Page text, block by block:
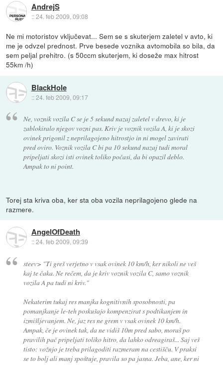
AndrejS
::24. feb 2009, 09:08
Ne mi motoristov vključevat... Sem se s skuterjem zaletel v avto, ki
me je odvzel prednost. Prve besede voznika avtomobila so bila, da
sem peljal prehitro. (s 50ccm skuterjem, ki doseže max hitrost
55km /h)
BlackHole
::24. feb 2009, 09:17
Ne, voznik vozila C se je 5 sekund nazaj zaletel v drevo, ki je
zablokiralo njegov vozni pas. Kriv je voznik vozila A, ki je skozi
ovinek prigonil z neprilagojeno hitrostjo in ni mogel zavirati
pred oviro. Voznik vozila C bi pa 10 sekund nazaj tudi moral
pripeljati skozi isti ovinek toliko počasi, da bi opazil deblo.
Ampak to ni point.
Torej sta kriva oba, ker sta oba vozila neprilagojeno glede na
razmere.
AngelOfDeath
::24. feb 2009, 09:39
steev> "Ti greš verjetno v vsak ovinek 10 km/h, ker nikoli ne veš
kaj te čaka. Ne rečem, da je kriv voznik vozila C, samo voznik
vozila A pa tudi ni kriv."
Nekaterim tukaj res manjka kognitivnih sposobnosti, pa
pomanjkanje le-teh poskušajo kompenzirat s podtikanjem in
izmišljevanjem. Ne, jaz res ne grem v vsak ovinek 10 km/h.
Ampak, če je ovinek tak, da ne vidiš 10m pred sabo, moraš po
pravilih pač pripeljati toliko hitro, da lahko odreagiraš... Saj veš
tisto: vožnjo je treba prilagoditi razmeram na cestišču. V praksi
se to bolj ali manj spoštuje, pravila so pa jasna. Jeba, ane, ker ni